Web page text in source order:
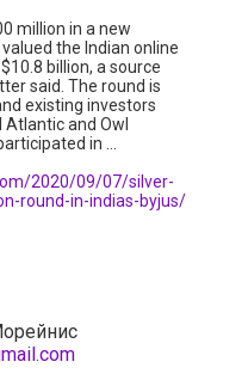
million in a new
the Indian online
billion, a source
said. The round is
existing investors
Atlantic and Owl
in …
2020/09/07/silver-
round-in-indias-byjus/